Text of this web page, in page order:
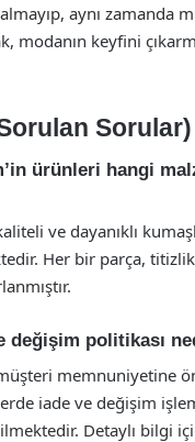
aynı zamanda
modanın keyfini
Sorular)
ürünleri hangi
ve dayanıklı
Her bir parça,
değişim politikası
memnuniyetine
iade ve değişim
Detaylı bilgi